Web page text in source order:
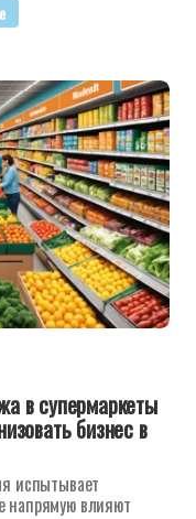
в супермаркеты
бизнес в
испытывает
напрямую влияют